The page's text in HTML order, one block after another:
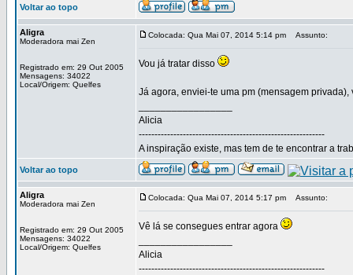
Voltar ao topo
Aligra
Moderadora mai Zen
Registrado em: 29 Out 2005
Mensagens: 34022
Local/Origem: Quelfes
Colocada: Qua Mai 07, 2014 5:14 pm Assunto:
Vou já tratar disso
Já agora, enviei-te uma pm (mensagem
Alicia
-----------------------------------------------------------
A inspiração existe, mas tem de te encontrar a
Voltar ao topo
Aligra
Moderadora mai Zen
Registrado em: 29 Out 2005
Mensagens: 34022
Local/Origem: Quelfes
Colocada: Qua Mai 07, 2014 5:17 pm Assunto:
Vê lá se consegues entrar agora
Alicia
-----------------------------------------------------------